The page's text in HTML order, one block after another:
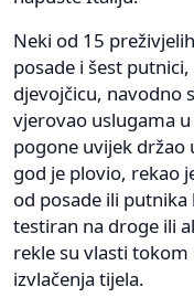
Neki od 15
posade i šest
djevojčicu, navodno
vjerovao uslugama
pogone uvijek
god je plovio, rekao
od posade ili
testiran na droge ili
rekle su vlasti
izvlačenja tijela.